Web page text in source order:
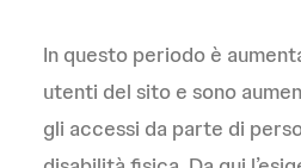
In questo periodo è
utenti del sito e sono
gli accessi da parte di